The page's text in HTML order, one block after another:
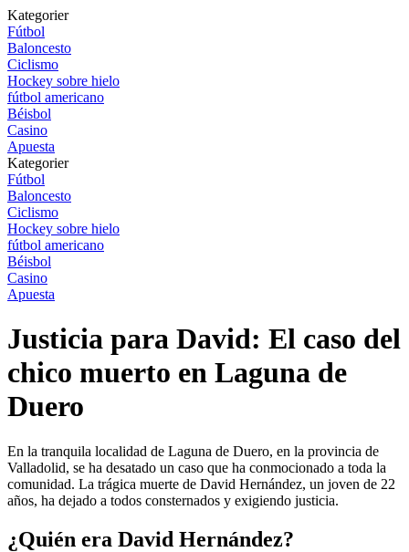
Kategorier
Fútbol
Baloncesto
Ciclismo
Hockey sobre hielo
fútbol americano
Béisbol
Casino
Apuesta
Kategorier
Fútbol
Baloncesto
Ciclismo
Hockey sobre hielo
fútbol americano
Béisbol
Casino
Apuesta
Justicia para David: El caso del
chico muerto en Laguna de
Duero
En la tranquila localidad de Laguna de Duero, en la provincia de
Valladolid, se ha desatado un caso que ha conmocionado a toda la
comunidad. La trágica muerte de David Hernández, un joven de 22
años, ha dejado a todos consternados y exigiendo justicia.
¿Quién era David Hernández?